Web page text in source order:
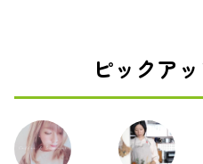
ピックア